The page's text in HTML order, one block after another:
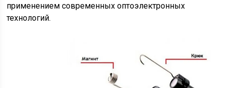
применением современных оптоэлектронных
технологий.